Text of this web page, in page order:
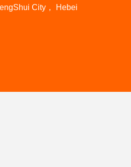
City， Hebei